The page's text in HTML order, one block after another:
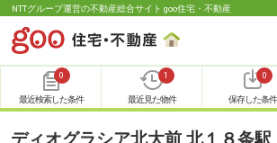
NTTグループ運営の不動産総合サイト goo住宅・不動産
0
最近検索した条件
1
最近見た物件
0
保存した条件
ディオグラシア北大前 北１８条